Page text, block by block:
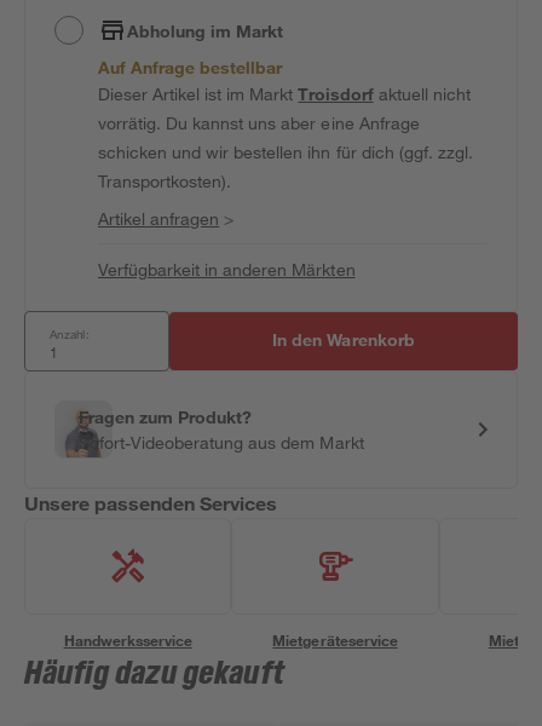
Abholung im Markt
Auf Anfrage bestellbar
Dieser Artikel ist im MarktTroisdorfaktuell nicht
vorrätig. Du kannst uns aber eine Anfrage
schicken und wir bestellen ihn für dich (ggf. zzgl.
Transportkosten).
Artikel anfragen >
Verfügbarkeit in anderen Märkten
Anzahl: In den Warenkorb
Fragen zum Produkt?
Sofort-Videoberatung aus dem Markt
Unsere passenden Services
Handwerksservice Mietgeräteservice
Häufig dazu gekauft